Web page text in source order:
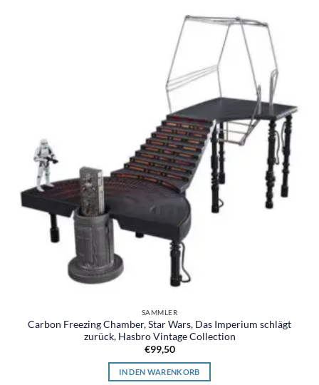
SAMMLER
Carbon Freezing Chamber, Star Wars, Das Imperium schlägt
zurück, Hasbro Vintage Collection
€99,50
IN DEN WARENKORB